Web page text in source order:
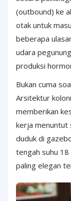
(outbound) ke
otak untuk
beberapa
udara
produksi
Bukan cuma
Arsitektur
memberikan
kerja menuntut
duduk di
tengah suhu
paling elegan